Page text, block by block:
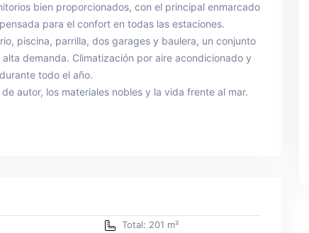
bien proporcionados, con el principal enmarcado
para el confort en todas las estaciones.
piscina, parrilla, dos garages y baulera, un conjunto
demanda. Climatización por aire acondicionado y
todo el año.
autor, los materiales nobles y la vida frente al mar.
Total: 201 m²